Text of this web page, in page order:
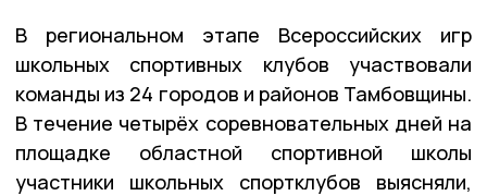
В региональном этапе Всероссийских игр
школьных спортивных клубов участвовали
команды из 24 городов и районов Тамбовщины.
В течение четырёх соревновательных дней на
площадке областной спортивной школы
участники школьных спортклубов выясняли,